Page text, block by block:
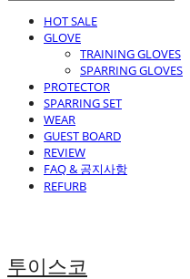
HOT SALE
GLOVE
TRAINING GLOVES
SPARRING GLOVES
PROTECTOR
SPARRING SET
WEAR
GUEST BOARD
REVIEW
FAQ & 공지사항
REFURB
투이스코